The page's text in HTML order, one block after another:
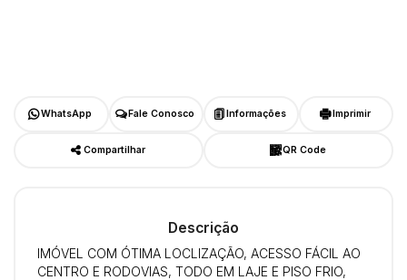
WhatsApp Fale Conosco Informações Imprimir
Compartilhar QR Code
Descrição
IMÓVEL COM ÓTIMA LOCLIZAÇÃO, ACESSO FÁCIL AO
CENTRO E RODOVIAS, TODO EM LAJE E PISO FRIO,